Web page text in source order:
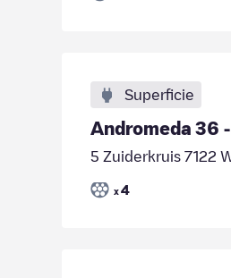
Superficie
Andromeda 36 -
5 Zuiderkruis 7122
x 4